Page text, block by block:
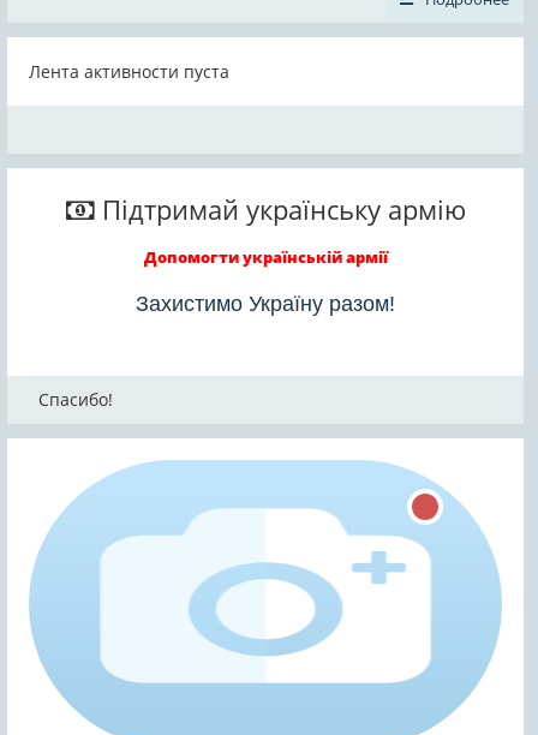
Лента активности пуста
Підтримай українську армію
Допомогти українській армії
Захистимо Україну разом!
Спасибо!